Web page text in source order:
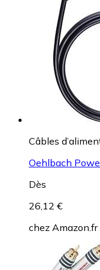
Câbles
Oehlbach
Dès
26,12 €
chez Amazon.fr